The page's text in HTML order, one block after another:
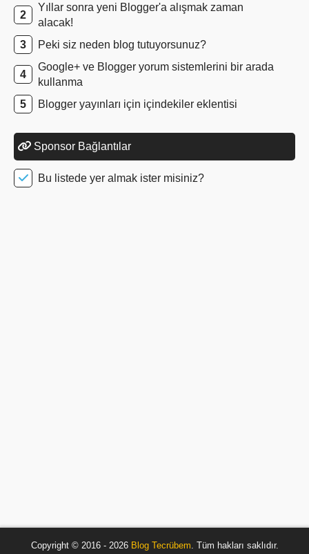
Yıllar sonra yeni Blogger'a alışmak zaman
alacak!
Peki siz neden blog tutuyorsunuz?
Google+ ve Blogger yorum sistemlerini bir arada
kullanma
Blogger yayınları için içindekiler eklentisi
Sponsor Bağlantılar
Bu listede yer almak ister misiniz?
Copyright © 2016 - 2026 Blog Tecrübem . Tüm hakları saklıdır.